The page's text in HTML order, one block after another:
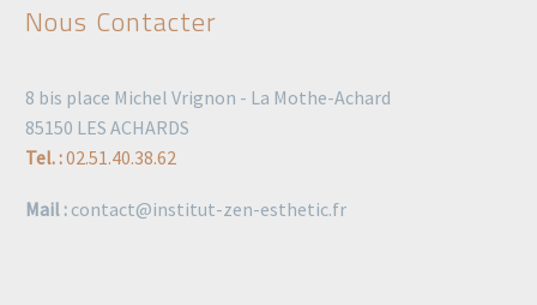
Nous Contacter
8 bis place Michel Vrignon - La Mothe-Achard
85150 LES ACHARDS
Tel. :02.51.40.38.62
Mail : contact@institut-zen-esthetic.fr